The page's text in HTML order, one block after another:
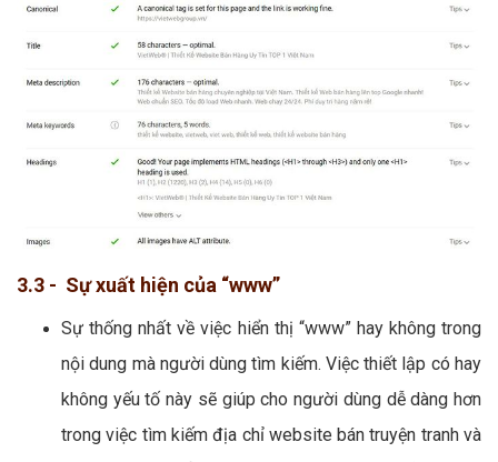
3.3 - Sự xuất hiện của “www”
Sự thống nhất về việc hiển thị “www” hay không trong
nội dung mà người dùng tìm kiếm. Việc thiết lập có hay
không yếu tố này sẽ giúp cho người dùng dễ dàng hơn
trong việc tìm kiếm địa chỉ website bán truyện tranh và